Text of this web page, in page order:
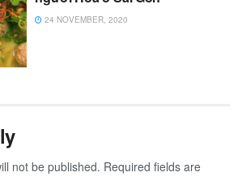
24 NOVEMBER, 2020
not be published. Required fields are